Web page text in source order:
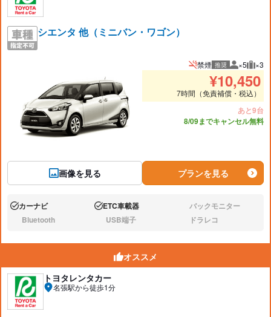
シエンタ 他（ミニバン・ワゴン）
画像を見る
禁煙 推奨 推奨人数
×5 推奨
×3
¥10,450
7時間（免責補償・税込）
あと9台
8/09までキャンセル無料
プランを見る
あり:カーナビ あり:ETC車載器 なし:バックモニター
なし:Bluetooth なし:USB端子 なし:ドラレコ
オススメ
トヨタレンタカー
名張駅から徒歩1分